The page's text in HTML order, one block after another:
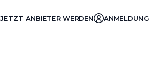
JETZT ANBIETER WERDEN ANMELDUNG